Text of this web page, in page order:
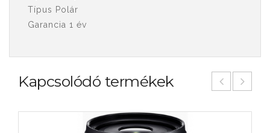
Típus Polár
Garancia 1 év
Kapcsolódó termékek